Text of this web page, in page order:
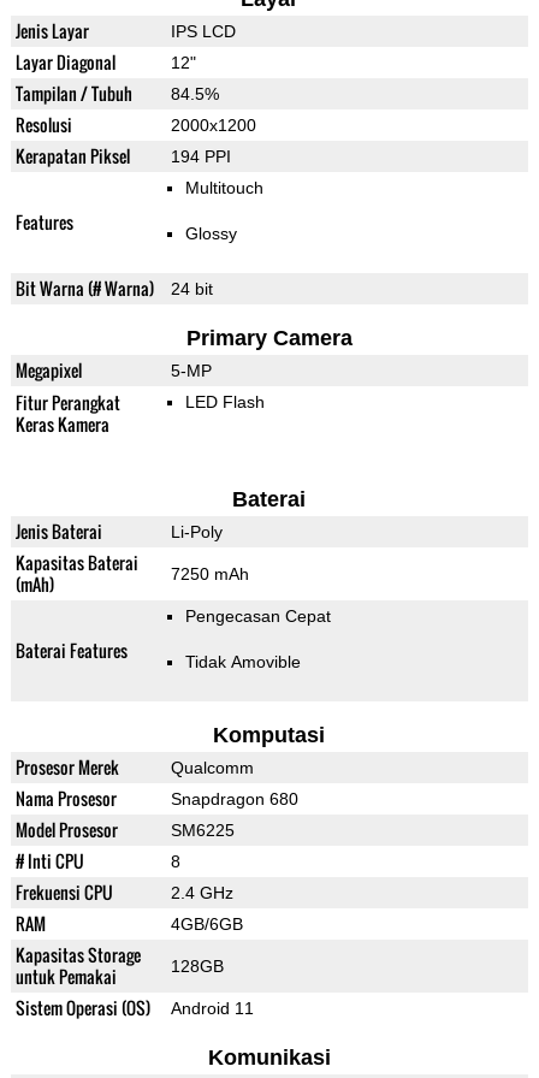
Jenis Layar IPS LCD
Layar Diagonal 12"
Tampilan / Tubuh 84.5%
Resolusi 2000x1200
Kerapatan Piksel 194 PPI
Features
Multitouch
Glossy
Bit Warna (# Warna) 24 bit
Primary Camera
Megapixel 5-MP
Fitur Perangkat
Keras Kamera
LED Flash
Baterai
Jenis Baterai Li-Poly
Kapasitas Baterai
(mAh)
7250 mAh
Baterai Features
Pengecasan Cepat
Tidak Amovible
Komputasi
Prosesor Merek Qualcomm
Nama Prosesor Snapdragon 680
Model Prosesor SM6225
# Inti CPU 8
Frekuensi CPU 2.4 GHz
RAM 4GB/6GB
Kapasitas Storage
untuk Pemakai
128GB
Sistem Operasi (OS) Android 11
Komunikasi